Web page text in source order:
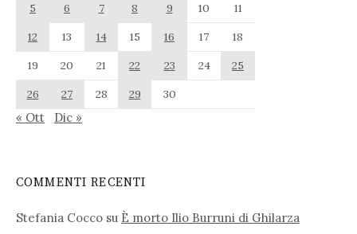
5
6 7 8 9 10
11
12
13 14 15 16 17
18
19
20 21 22 23 24
25
26
27 28 29 30
« Ott Dic »
COMMENTI RECENTI
Stefania Cocco su È morto Ilio Burruni di Ghilarza